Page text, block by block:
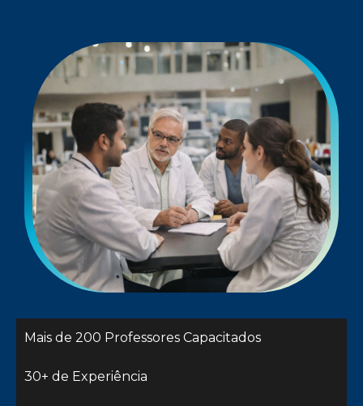
Mais de 200 Professores Capacitados
30+ de Experiência